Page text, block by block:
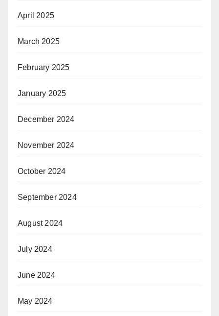
April 2025
March 2025
February 2025
January 2025
December 2024
November 2024
October 2024
September 2024
August 2024
July 2024
June 2024
May 2024